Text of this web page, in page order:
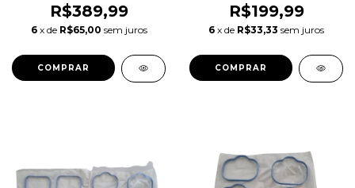
ROVER SPORT 2.7 TDV6
1331259 4H2Q9450BB
R$389,99
6 x de R$65,00 sem juros
2.7 TDV6 1331259
4H2Q9450BB
R$199,99
6 x de R$33,33 sem juros